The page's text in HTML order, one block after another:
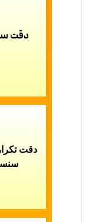
دقت
دقت